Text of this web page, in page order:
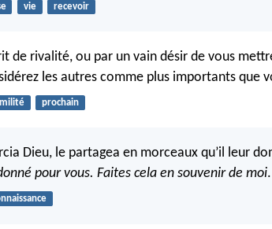
vie recevoir
de rivalité, ou par un vain désir de vous
les autres comme plus importants que
prochain
Dieu, le partagea en morceaux qu’il leur
pour vous. Faites cela en souvenir de moi.